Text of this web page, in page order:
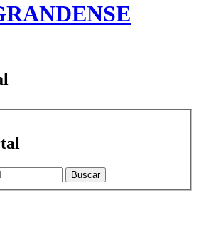
Buscar